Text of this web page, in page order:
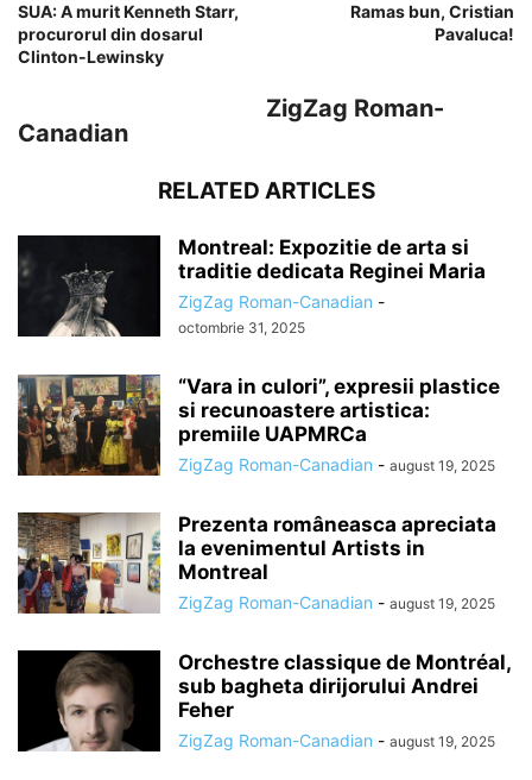
SUA: A murit Kenneth Starr,
procurorul din dosarul
Clinton-Lewinsky
Ramas bun, Cristian
Pavaluca!
ZigZag Roman-
Canadian
RELATED ARTICLES
Montreal: Expozitie de arta si
traditie dedicata Reginei Maria
ZigZag Roman-Canadian -
octombrie 31, 2025
“Vara in culori”, expresii plastice
si recunoastere artistica:
premiile UAPMRCa
ZigZag Roman-Canadian - august 19, 2025
Prezenta româneasca apreciata
la evenimentul Artists in
Montreal
ZigZag Roman-Canadian - august 19, 2025
Orchestre classique de Montréal,
sub bagheta dirijorului Andrei
Feher
ZigZag Roman-Canadian - august 19, 2025